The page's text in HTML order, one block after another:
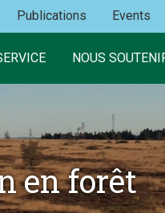
NOUS
Publications Events
en forêt